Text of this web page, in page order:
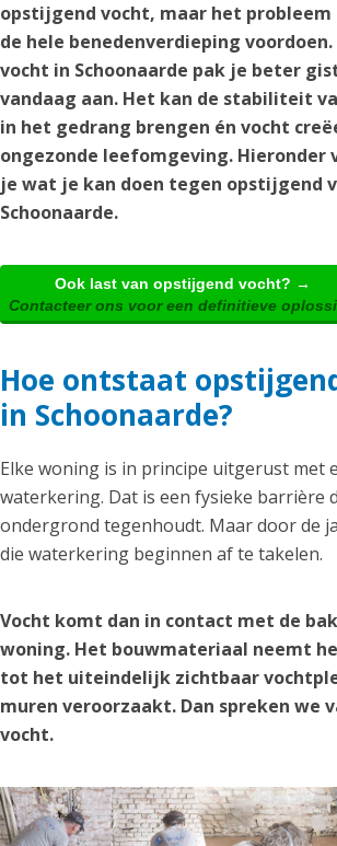
opstijgend vocht, maar het probleem
de hele benedenverdieping
vocht in Schoonaarde pak je beter
vandaag aan. Het kan de stabiliteit
in het gedrang brengen én vocht
ongezonde leefomgeving. Hieronder
je wat je kan doen tegen opstijgend
Schoonaarde.
Ook last van opstijgend vocht? →
Contacteer ons voor een definitieve
Hoe ontstaat
in Schoonaarde?
Elke woning is in principe uitgerust met
waterkering. Dat is een fysieke barrière
ondergrond tegenhoudt. Maar door de
die waterkering beginnen af te takelen.
Vocht komt dan in contact met de
woning. Het bouwmateriaal neemt
tot het uiteindelijk zichtbaar
muren veroorzaakt. Dan spreken we
vocht.